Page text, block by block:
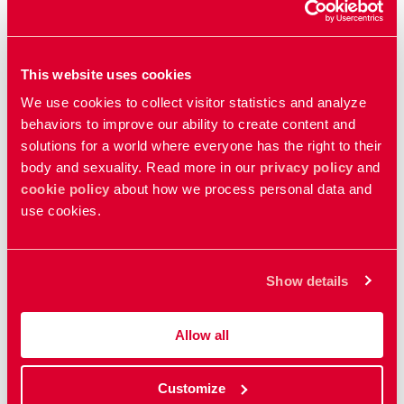
This website uses cookies
We use cookies to collect visitor statistics and analyze
behaviors to improve our ability to create content and
solutions for a world where everyone has the right to their
body and sexuality. Read more in our privacy policy and
cookie policy about how we process personal data and
use cookies.
Show details
Allow all
Customize
aborter på nationell, regional och global nivå.
Asia Feminist LBQ Network (LBQ
Asia)
LBQ Asia arbetar för att stödja rättigheterna för
arbetar för en hållbar och intersektionell rörelse för
mänskliga rättigheter. De fokuserar särskilt på SRHR
minoriteter, fattiga områden i städer och från platser
med liten tillgång till SRHR. Organisationen
samarbetar med nationella gräsrotsorganisationer för